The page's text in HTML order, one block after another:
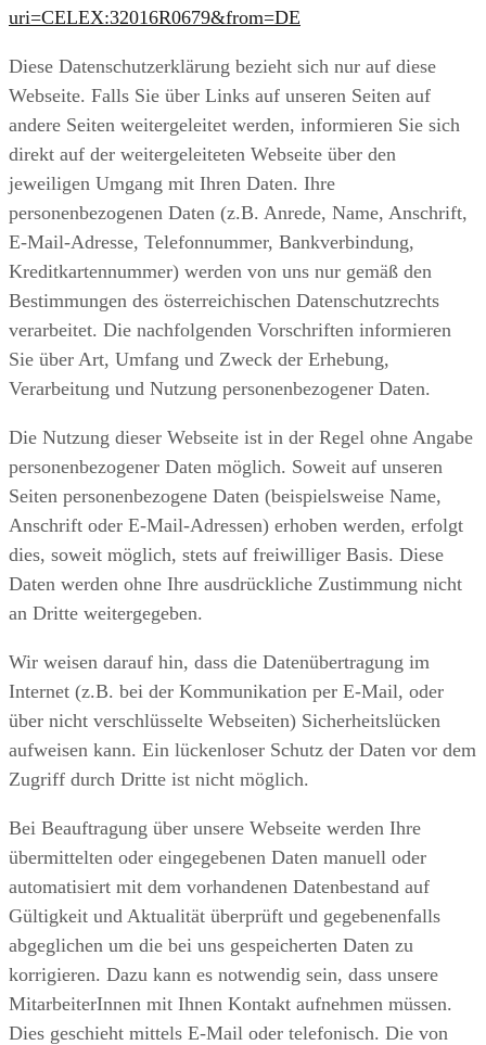
uri=CELEX:32016R0679&from=DE
Diese Datenschutzerklärung bezieht sich nur auf diese
Webseite. Falls Sie über Links auf unseren Seiten auf
andere Seiten weitergeleitet werden, informieren Sie sich
direkt auf der weitergeleiteten Webseite über den
jeweiligen Umgang mit Ihren Daten. Ihre
personenbezogenen Daten (z.B. Anrede, Name, Anschrift,
E-Mail-Adresse, Telefonnummer, Bankverbindung,
Kreditkartennummer) werden von uns nur gemäß den
Bestimmungen des österreichischen Datenschutzrechts
verarbeitet. Die nachfolgenden Vorschriften informieren
Sie über Art, Umfang und Zweck der Erhebung,
Verarbeitung und Nutzung personenbezogener Daten.
Die Nutzung dieser Webseite ist in der Regel ohne Angabe
personenbezogener Daten möglich. Soweit auf unseren
Seiten personenbezogene Daten (beispielsweise Name,
Anschrift oder E-Mail-Adressen) erhoben werden, erfolgt
dies, soweit möglich, stets auf freiwilliger Basis. Diese
Daten werden ohne Ihre ausdrückliche Zustimmung nicht
an Dritte weitergegeben.
Wir weisen darauf hin, dass die Datenübertragung im
Internet (z.B. bei der Kommunikation per E-Mail, oder
über nicht verschlüsselte Webseiten) Sicherheitslücken
aufweisen kann. Ein lückenloser Schutz der Daten vor dem
Zugriff durch Dritte ist nicht möglich.
Bei Beauftragung über unsere Webseite werden Ihre
übermittelten oder eingegebenen Daten manuell oder
automatisiert mit dem vorhandenen Datenbestand auf
Gültigkeit und Aktualität überprüft und gegebenenfalls
abgeglichen um die bei uns gespeicherten Daten zu
korrigieren. Dazu kann es notwendig sein, dass unsere
MitarbeiterInnen mit Ihnen Kontakt aufnehmen müssen.
Dies geschieht mittels E-Mail oder telefonisch. Die von